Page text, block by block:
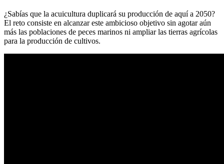
¿Sabías que la acuicultura duplicará su producción de aquí a 2050?
El reto consiste en alcanzar este ambicioso objetivo sin agotar aún
más las poblaciones de peces marinos ni ampliar las tierras agrícolas
para la producción de cultivos.